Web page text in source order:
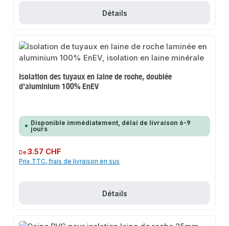
Détails
Isolation des tuyaux en laine de roche, doublée
d'aluminium 100% EnEV
Disponible immédiatement, délai de livraison 6-9
jours
Prix régulier :
De3.57 CHF
Prix TTC, frais de livraison en sus
Détails